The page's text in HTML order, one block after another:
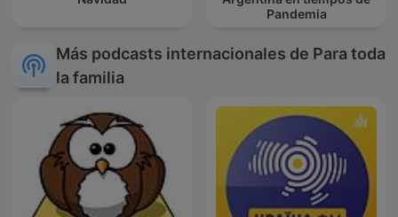
Pandemia
Más podcasts internacionales de Para toda
la familia